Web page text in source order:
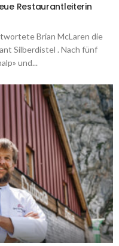
Restaurantleiterin
Brian McLaren die
Silberdistel . Nach fünf
und...